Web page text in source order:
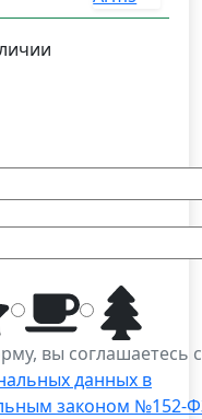
вы соглашаетесь
данных в
законом №152-